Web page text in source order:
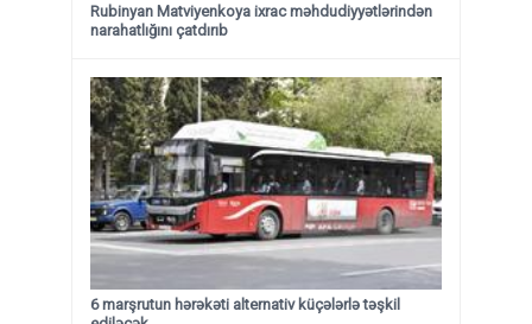
Rubinyan Matviyenkoya ixrac məhdudiyyətlərindən
narahatlığını çatdırıb
6 marşrutun hərəkəti alternativ küçələrlə təşkil